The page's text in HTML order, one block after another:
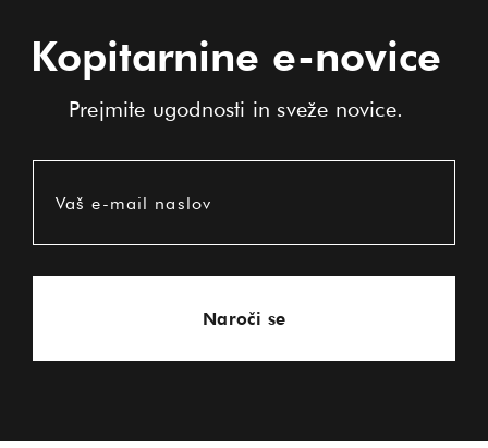
Kopitarnine e-novice
Prejmite ugodnosti in sveže novice.
Vaš e-mail naslov
Naroči se